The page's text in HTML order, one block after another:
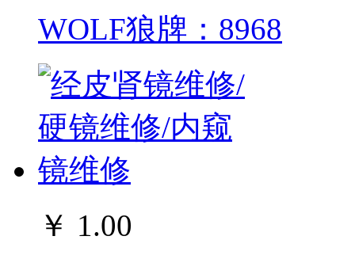
WOLF狼牌：8968
￥ 1.00